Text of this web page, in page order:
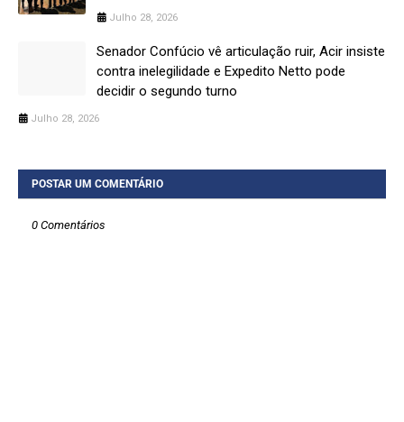
Julho 28, 2026
Senador Confúcio vê articulação ruir, Acir insiste
contra inelegilidade e Expedito Netto pode
decidir o segundo turno
Julho 28, 2026
POSTAR UM COMENTÁRIO
0 Comentários